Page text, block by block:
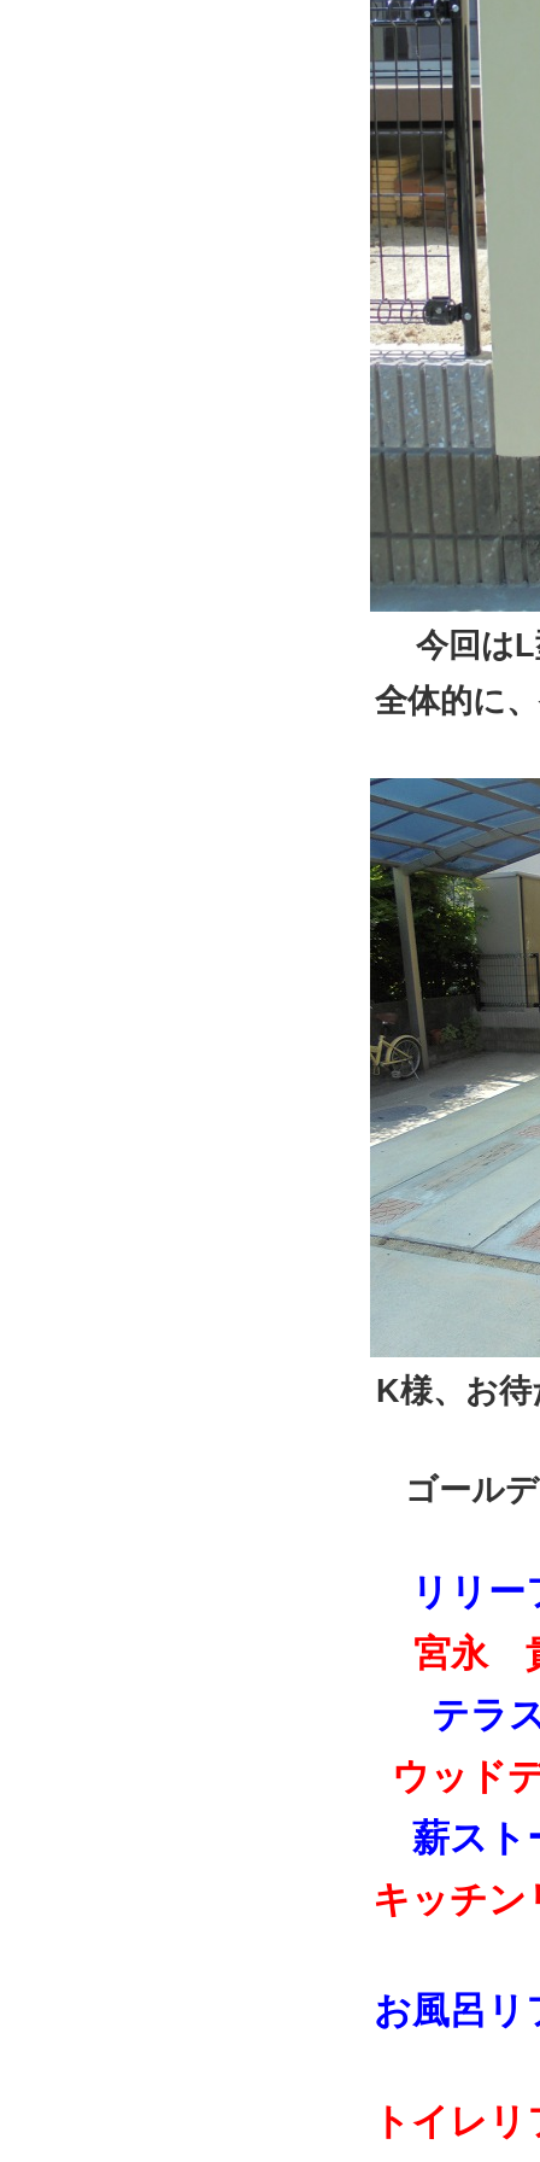
今回は
全体的に
K様、お
ゴール
リリ
宮永
テラ
ウッド
薪スト
キッチン
お風呂リ
トイレ